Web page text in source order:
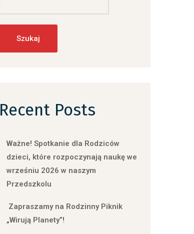
Szukaj
Recent Posts
Ważne! Spotkanie dla Rodziców
dzieci, które rozpoczynają naukę we
wrześniu 2026 w naszym
Przedszkolu
Zapraszamy na Rodzinny Piknik
„Wirują Planety”!